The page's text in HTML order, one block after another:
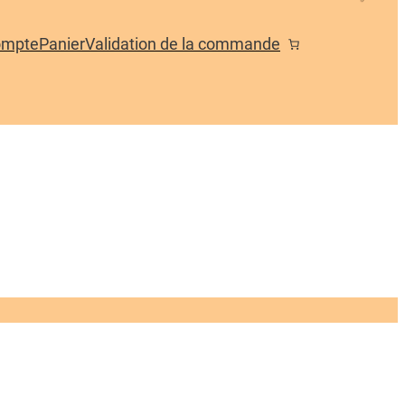
PanierValidation de la commande